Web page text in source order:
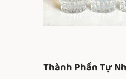
Thành Phần Tự